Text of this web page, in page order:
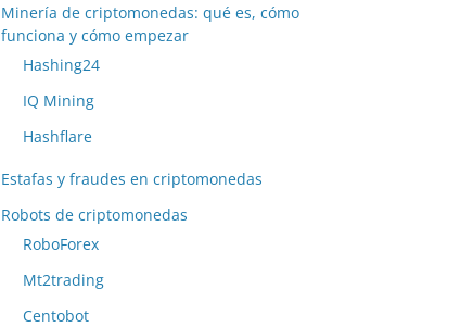
Minería de criptomonedas: qué es, cómo
funciona y cómo empezar
Hashing24
IQ Mining
Hashflare
Estafas y fraudes en criptomonedas
Robots de criptomonedas
RoboForex
Mt2trading
Centobot